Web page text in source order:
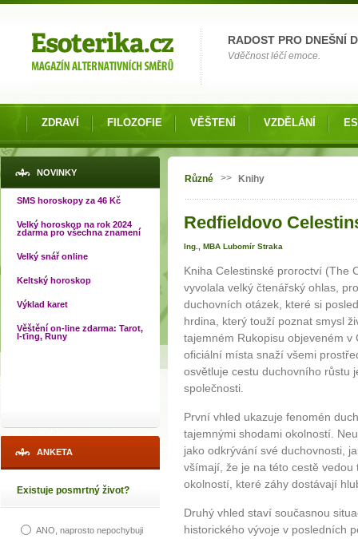
RADOST PRO DNEŠNÍ
Vděčnost léčí emoce.
ZDRAVÍ FILOZOFIE VĚŠTENÍ VZDĚLÁNÍ
NOVINKY
SMS horoskopy za 46 Kč
Velký horoskop na rok 2024
zdarma pro všechna znamení
Velký snář online
Keltský horoskop
Výklad karet
Věštění on-line zdarma: Tarot,
I-ťing, Runy
ANKETA
Existuje posmrtný život?
ANO, naprosto nepochybuji
Jste zde
Různé >> Knihy
Redfieldovo
Ing., MBA Lubomír Straka
Kniha Celestinské proroctví (The
vyvolala velký čtenářský ohlas,
duchovních otázek, které si
hrdina, který touží poznat smysl
tajemném Rukopisu objeveném
oficiální místa snaží všemi
osvětluje cestu duchovního růstu
společnosti.
První vhled ukazuje fenomén
tajemnými shodami okolností.
jako odkrývání své duchovnosti,
všímají, že je na této cestě
okolností, které záhy dostávají
Druhý vhled staví současnou
historického vývoje v posledních